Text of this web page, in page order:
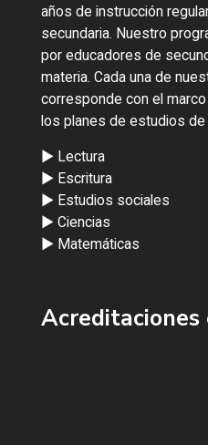
años de instrucción
secundaria. Nuestro
por educadores de
materia. Cada una de
corresponde con el
los planes de estudios de
► Lectura
► Escritura
► Estudios sociales
► Ciencias
► Matemáticas